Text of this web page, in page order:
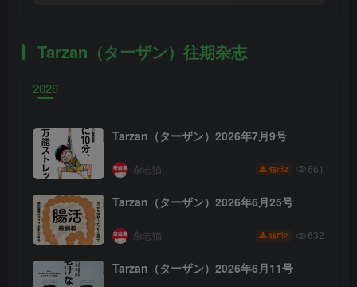
Tarzan（ターザン）往期杂志
2026
Tarzan（ターザン）2026年7月9号
杂志猫 猫币2 661
Tarzan（ターザン）2026年6月25号
杂志猫 猫币2 632
Tarzan（ターザン）2026年6月11号